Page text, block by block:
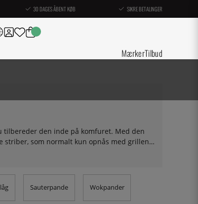
30 DAGES ÅBENT KØB SIKRE BETALINGER
MærkerTilbud
tilbereder den inde på komfuret. Med den
som normalt kun opnås med grillen -
til at starte grillen! Her har vi solide
vores købsguide til stegepander!
Sauterpande Wokpander